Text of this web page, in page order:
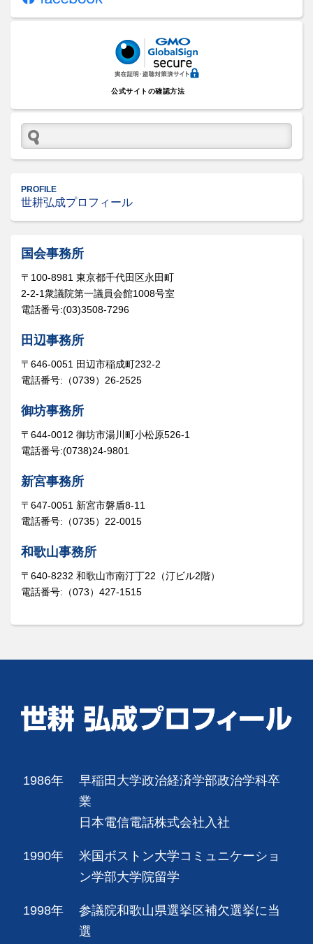
公式サイトの確認方法
PROFILE
世耕弘成プロフィール
国会事務所
〒100-8981 東京都千代田区永田町
2-2-1衆議院第一議員会館1008号室
電話番号:(03)3508-7296
田辺事務所
〒646-0051 田辺市稲成町232-2
電話番号:（0739）26-2525
御坊事務所
〒644-0012 御坊市湯川町小松原526-1
電話番号:(0738)24-9801
新宮事務所
〒647-0051 新宮市磐盾8-11
電話番号:（0735）22-0015
和歌山事務所
〒640-8232 和歌山市南汀丁22（汀ビル2階）
電話番号:（073）427-1515
1986年
早稲田大学政治経済学部政治学科卒
業
日本電信電話株式会社入社
1990年
米国ボストン大学コミュニケーショ
ン学部大学院留学
1998年
参議院和歌山県選挙区補欠選挙に当
選